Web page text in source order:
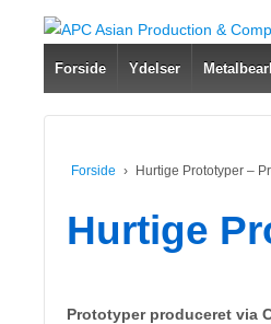
Forside Ydelser
Forside › Hurtige Prototyper –
Hurtige
Prototyper produceret via